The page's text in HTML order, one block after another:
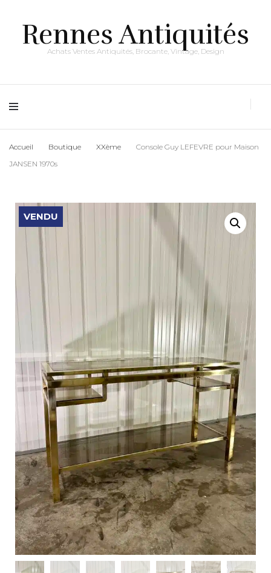
Rennes Antiquités
Achats Ventes Antiquités, Brocante, Vintage, Design
Accueil Boutique XXème
Console Guy LEFEVRE pour Maison
JANSEN 1970s
VENDU